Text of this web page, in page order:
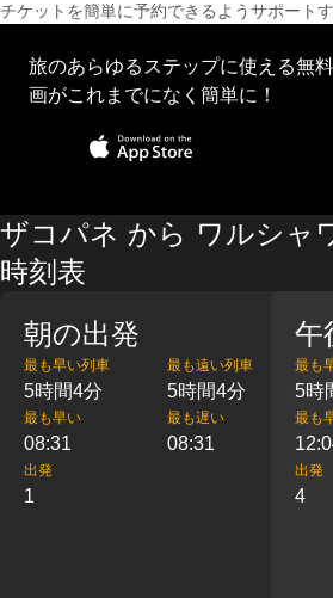
チケットを簡単に予約できるようサポート
旅のあらゆるステップに使える無
画がこれまでになく簡単に！
ザコパネ から ワルシャ
時刻表
朝の出発
最も早い列車
5時間4分
最も遠い列車
5時間4分
最も早い
08:31
最も遅い
08:31
出発
1
午
最も
5時
最も
出発
4